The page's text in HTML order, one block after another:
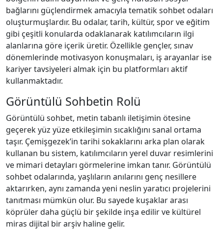
bağlarını güçlendirmek amacıyla tematik sohbet odaları
oluşturmuşlardır. Bu odalar, tarih, kültür, spor ve eğitim
gibi çeşitli konularda odaklanarak katılımcıların ilgi
alanlarına göre içerik üretir. Özellikle gençler, sınav
dönemlerinde motivasyon konuşmaları, iş arayanlar ise
kariyer tavsiyeleri almak için bu platformları aktif
kullanmaktadır.
Görüntülü Sohbetin Rolü
Görüntülü sohbet, metin tabanlı iletişimin ötesine
geçerek yüz yüze etkileşimin sıcaklığını sanal ortama
taşır. Çemişgezek’in tarihi sokaklarını arka plan olarak
kullanan bu sistem, katılımcıların yerel duvar resimlerini
ve mimari detayları görmelerine imkan tanır. Görüntülü
sohbet odalarında, yaşlıların anılarını genç nesillere
aktarırken, aynı zamanda yeni neslin yaratıcı projelerini
tanıtması mümkün olur. Bu sayede kuşaklar arası
köprüler daha güçlü bir şekilde inşa edilir ve kültürel
miras dijital bir arşiv haline gelir.